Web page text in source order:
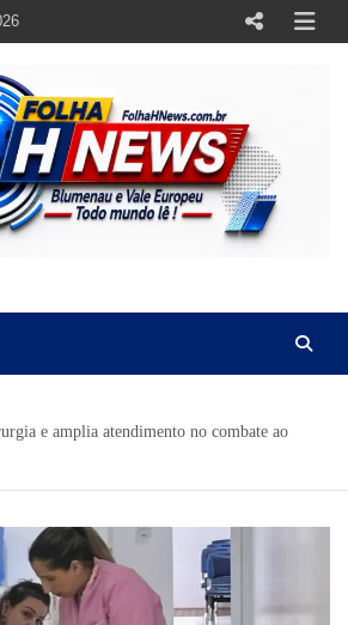
e amplia atendimento no combate ao